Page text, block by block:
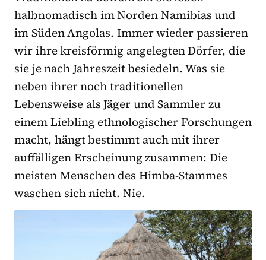
halbnomadisch im Norden Namibias und
im Süden Angolas. Immer wieder passieren
wir ihre kreisförmig angelegten Dörfer, die
sie je nach Jahreszeit besiedeln. Was sie
neben ihrer noch traditionellen
Lebensweise als Jäger und Sammler zu
einem Liebling ethnologischer Forschungen
macht, hängt bestimmt auch mit ihrer
auffälligen Erscheinung zusammen: Die
meisten Menschen des Himba-Stammes
waschen sich nicht. Nie.